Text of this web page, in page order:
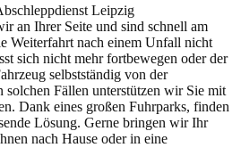
Leipzig
an Ihrer Seite und sind schnell am
Weiterfahrt nach einem Unfall nicht
sich nicht mehr fortbewegen oder der
selbstständig von der
Fällen unterstützen wir Sie mit
Dank eines großen Fuhrparks, finden
Lösung. Gerne bringen wir Ihr
nach Hause oder in eine